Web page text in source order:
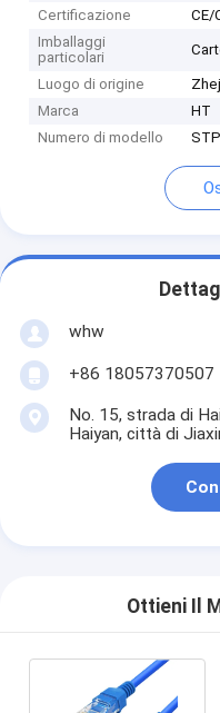
Certificazione
CE/
Imballaggi
particolari
Luogo di origine
Marca
HT
Numero di modello
whw
+86 18057370507
No. 15, strada di
Haiyan, città di
Ottieni Il